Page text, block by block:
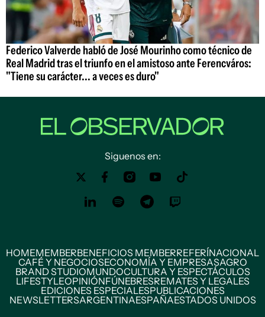
Federico Valverde habló de José Mourinho como técnico de
Real Madrid tras el triunfo en el amistoso ante Ferencváros:
"Tiene su carácter... a veces es duro"
Siguenos en:
HOMEMEMBERBENEFICIOS MEMBERREFERÍNACIONAL
CAFÉ Y NEGOCIOSECONOMÍA Y EMPRESASAGRO
BRAND STUDIOMUNDOCULTURA Y ESPECTÁCULOS
LIFESTYLEOPINIÓNFÚNEBRESREMATES Y LEGALES
EDICIONES ESPECIALESPUBLICACIONES
NEWSLETTERSARGENTINAESPAÑAESTADOS UNIDOS